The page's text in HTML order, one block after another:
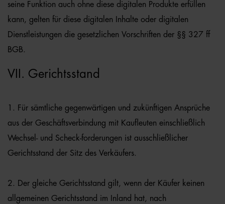
seine Funktion auch ohne diese digitalen Produkte erfüllen
kann, gelten für diese digitalen Inhalte oder digitalen
Dienstleistungen die gesetzlichen Vorschriften der §§ 327 ff
BGB.
VII. Gerichtsstand
1. Für sämtliche gegenwärtigen und zukünftigen Ansprüche
aus der Geschäftsverbindung mit Kaufleuten einschließlich
Wechsel- und Scheck-forderungen ist ausschließlicher
Gerichtsstand der Sitz des Verkäufers.
2. Der gleiche Gerichtsstand gilt, wenn der Käufer keinen
allgemeinen Gerichtsstand im Inland hat, nach